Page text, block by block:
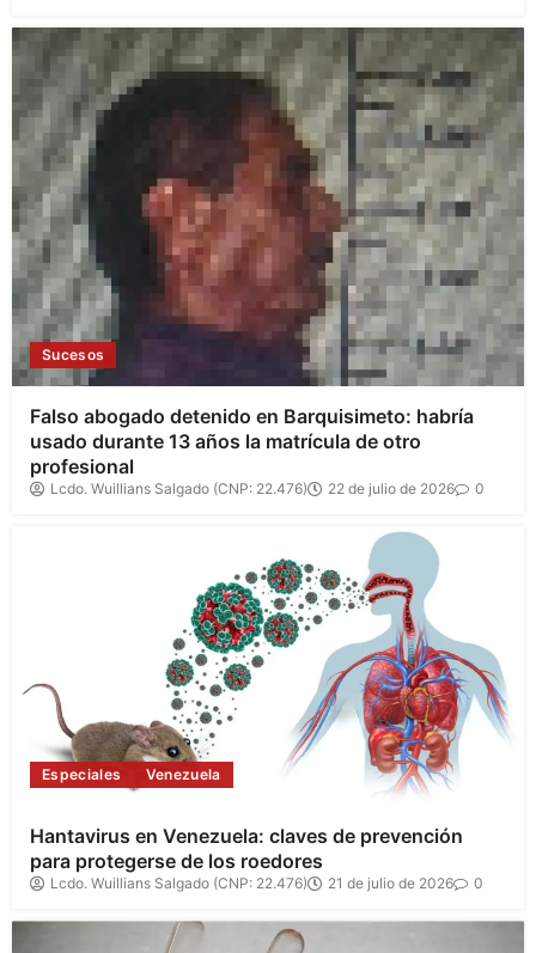
Sucesos
Falso abogado detenido en Barquisimeto: habría
usado durante 13 años la matrícula de otro
profesional
Lcdo. Wuillians Salgado (CNP: 22.476) 22 de julio de 2026 0
Especiales Venezuela
Hantavirus en Venezuela: claves de prevención
para protegerse de los roedores
Lcdo. Wuillians Salgado (CNP: 22.476) 21 de julio de 2026 0